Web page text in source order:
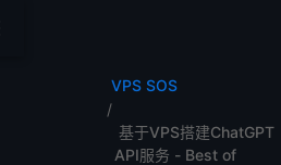
VPS SOS
基于VPS搭建ChatGPT
API服务 - Best of